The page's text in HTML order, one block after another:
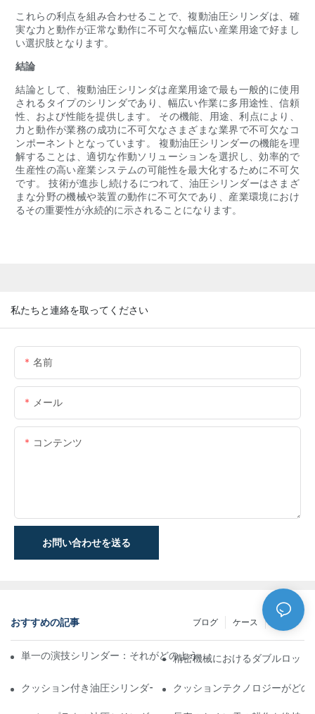
これらの利点を組み合わせることで、複動油圧シリンダは、確
実な力と動作が正常な動作に不可欠な幅広い産業用途で好まし
い選択肢となります。
結論
結論として、複動油圧シリンダは産業用途で最も一般的に使用
されるタイプのシリンダであり、幅広い作業に多用途性、信頼
性、および性能を提供します。 その機能、用途、利点により、
力と動作が業務の成功に不可欠なさまざまな業界で不可欠なコ
ンポーネントとなっています。 複動油圧シリンダーの機能を理
解することは、適切な作動ソリューションを選択し、効率的で
生産性の高い産業システムの可能性を最大化するために不可欠
です。 技術が進歩し続けるにつれて、油圧シリンダーはさまざ
まな分野の機械や装置の動作に不可欠であり、産業環境におけ
るその重要性が永続的に示されることになります。
私たちと連絡を取ってください
名前
メール
コンテンツ
お問い合わせを送る
おすすめの記事 ケース
ブログ
単一の演技シリンダー：それがどのように機能するか&一般的な
精密機械におけるダブルロッド
クッション付き油圧シリンダー：寿命を延ばす衝撃&の削減
クッションテクノロジーがど